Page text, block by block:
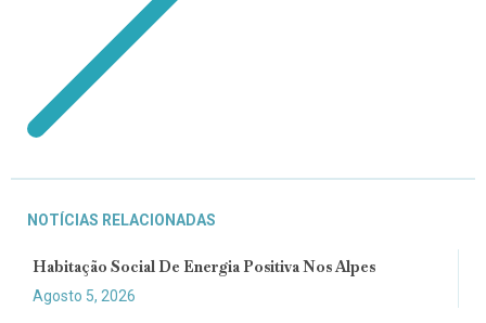
NOTÍCIAS RELACIONADAS
Habitação Social De Energia Positiva Nos Alpes
Agosto 5, 2026